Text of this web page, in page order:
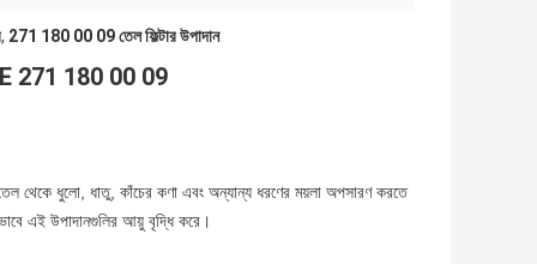
, 271 180 00 09 তেল ফিল্টার উপাদান
OE 271 180 00 09
তেল থেকে ধুলো, ধাতু, কাঁচের কণা এবং অন্যান্য ধরণের ময়লা অপসারণ করতে
এই উপাদানগুলির আয়ু বৃদ্ধি করে।